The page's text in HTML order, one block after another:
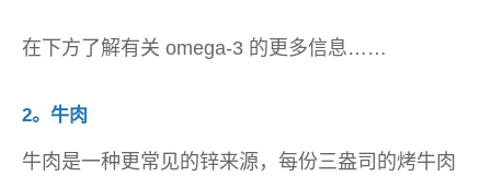
在下方了解有关 omega-3 的更多信息……
2。牛肉
牛肉是一种更常见的锌来源，每份三盎司的烤牛肉